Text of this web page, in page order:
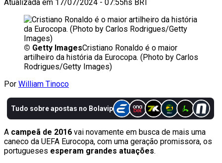
Atualizada em 17/07/2024 - 07:55hs BRT
© Getty ImagesCristiano Ronaldo é o maior
artilheiro da história da Eurocopa. (Photo by Carlos
Rodrigues/Getty Images)
Por William Tinoco
A campeã de 2016 vai novamente em busca de mais uma
caneco da UEFA Eurocopa, com uma geração promissora, os
portugueses esperam grandes atuações.